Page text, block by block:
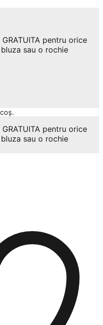
pentru orice
sau o rochie
pentru orice
sau o rochie